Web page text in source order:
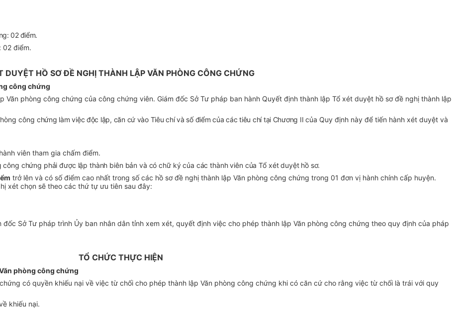
02 điểm.
02 điểm.
DUYỆT HỒ SƠ ĐỀ NGHỊ THÀNH LẬP VĂN PHÒNG CÔNG CHỨNG
công chứng
Văn phòng công chứng của công chứng viên. Giám đốc Sở Tư pháp ban hành Quyết định thành lập Tổ xét duyệt hồ sơ đề nghị thành lập
công chứng làm việc độc lập, căn cứ vào Tiêu chí và số điểm của các tiêu chí tại Chương IIcủa Quy định này để tiến hành xét duyệt và
viên tham gia chấm điểm.
chứng phải được lập thành biên bản và có chữ ký của các thành viên của Tổ xét duyệt hồ sơ.
trở lên và có số điểm cao nhất trong số các hồ sơ đề nghị thành lập Văn phòng công chứng trong 01 đơn vị hành chính cấp huyện.
xét chọn sẽ theo các thứ tự ưu tiên sau đây:
Sở Tư pháp trình Ủy ban nhân dân tỉnh xem xét, quyết định việc cho phép thành lập Văn phòng công chứng theo quy định của pháp
TỔ CHỨC THỰC HIỆN
phòng công chứng
có quyền khiếu nại về việc từ chối cho phép thành lập Văn phòng công chứng khi có căn cứ cho rằng việc từ chối là trái với quy
khiếu nại.